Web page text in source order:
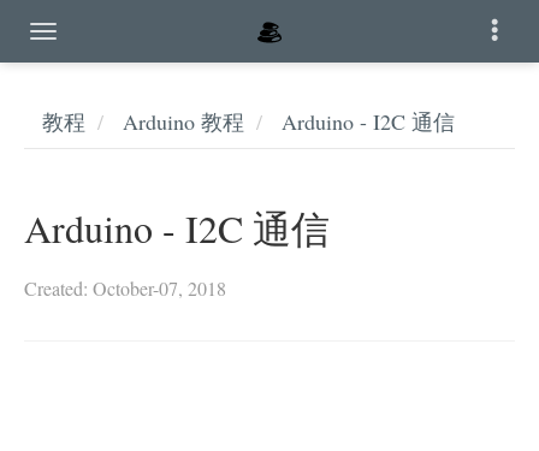
教程 Arduino 教程 Arduino - I2C 通信
Arduino - I2C 通信
Created: October-07, 2018